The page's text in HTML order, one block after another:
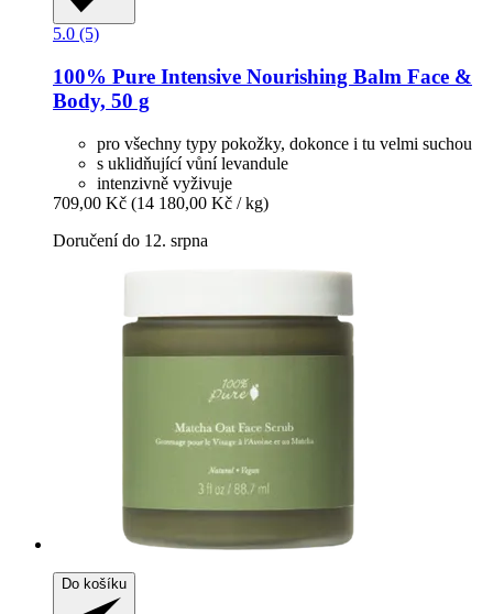
5.0 (5)
100% Pure Intensive Nourishing Balm Face &
Body, 50 g
pro všechny typy pokožky, dokonce i tu velmi suchou
s uklidňující vůní levandule
intenzivně vyživuje
709,00 Kč (14 180,00 Kč / kg)
Doručení do 12. srpna
Do košíku